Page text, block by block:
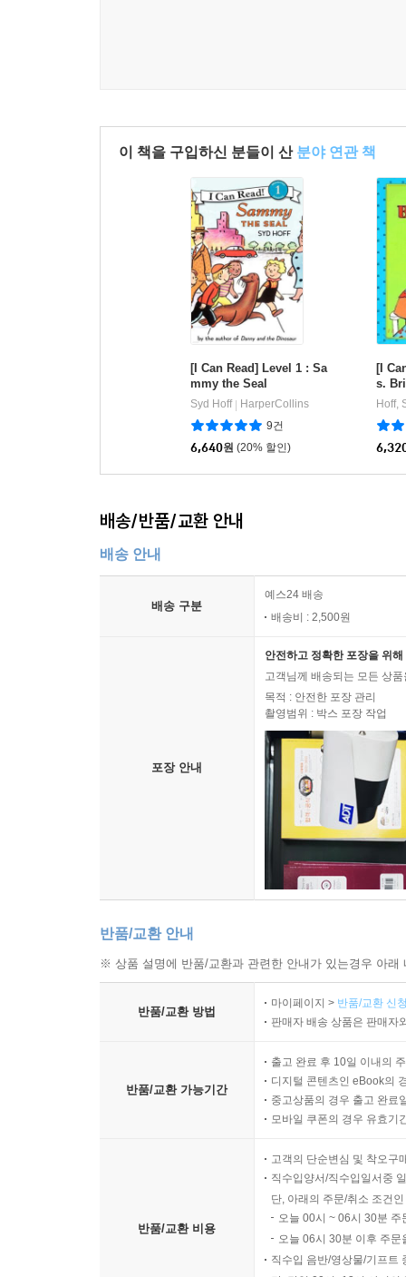
이 책을 구입하신 분들이 산 분야 연관 책
[I Can Read] Level 1 : Sa
mmy the Seal
Syd Hoff
HarperCollins
9건
6,640원 (20% 할인)
[I
s.
Hoff,
배송/반품/교환 안내
배송 안내
배송 구분
예스24 배송
배송비 : 2,500원
포장 안내
안전하고 정확한 포장을 위
고객님께 배송되는 모든 상
목적 : 안전한 포장 관리
촬영범위 : 박스 포장 작업
반품/교환 안내
※ 상품 설명에 반품/교환과 관련한 안내가 있는경우 아
반품/교환 방법
마이페이지 > 반품/교환 신
판매자 배송 상품은 판매자
반품/교환 가능기간
출고 완료 후 10일 이내의
디지털 콘텐츠인 eBook의
중고상품의 경우 출고 완료
모바일 쿠폰의 경우 유효기
반품/교환 비용
고객의 단순변심 및 착오구
직수입양서/직수입일서중
단, 아래의 주문/취소 조건
오늘 00시 ~ 06시 30분
오늘 06시 30분 이후 주
직수입 음반/영상물/기프트